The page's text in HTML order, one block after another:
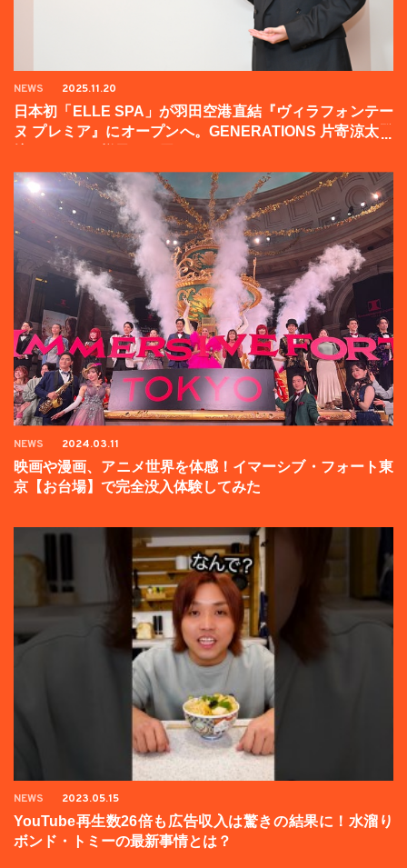
NEWS 2025.11.20
日本初「ELLE SPA」が羽田空港直結『ヴィラフォンテー
ヌ プレミア』にオープンへ。GENERATIONS 片寄涼太登
NEWS 2024.03.11
映画や漫画、アニメ世界を体感！イマーシブ・フォート東
京【お台場】で完全没入体験してみた
NEWS 2023.05.15
YouTube再生数26倍も広告収入は驚きの結果に！水溜り
ボンド・トミーの最新事情とは？